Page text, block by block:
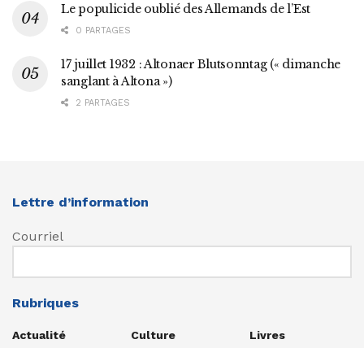
Le populicide oublié des Allemands de l’Est
0 PARTAGES
17 juillet 1932 : Altonaer Blutsonntag (« dimanche
sanglant à Altona »)
2 PARTAGES
Lettre d’information
Courriel
Rubriques
Actualité
Culture
Livres